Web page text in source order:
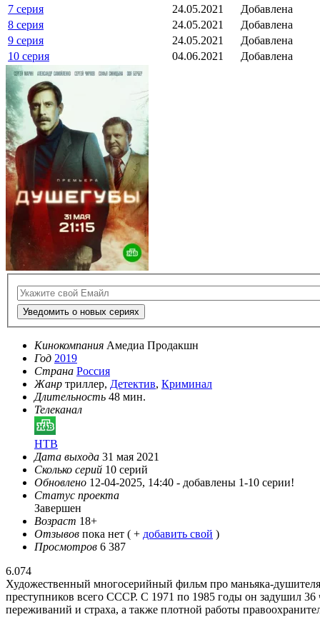
7 серия
24.05.2021
Добавлена
8 серия
24.05.2021
Добавлена
9 серия
24.05.2021
Добавлена
10 серия
04.06.2021 Добавлена
Уведомить о новых сериях
Кинокомпания Амедиа Продакшн
Год 2019
Страна Россия
Жанр триллер, Детектив, Криминал
Длительность 48 мин.
Телеканал
НТВ
Дата выхода 31 мая 2021
Сколько серий 10 серий
Обновлено 12-04-2025, 14:40 - добавлены 1-10 серии!
Статус проекта
Завершен
Возраст 18+
Отзывов пока нет ( + добавить свой )
Просмотров 6 387
6.074
Художественный многосерийный фильм про маньяка-
преступников всего СССР. С 1971 по 1985 годы он задушил
переживаний и страха, а также плотной работы